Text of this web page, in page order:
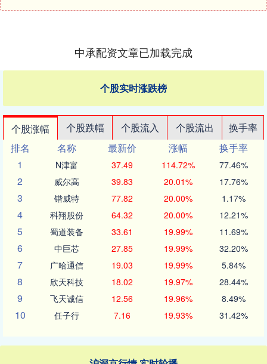
中承配资文章已加载完成
个股实时涨跌榜
个股涨幅 个股跌幅 个股流入 个股流出
换手率
排名
名称 最新价 涨幅
换手率
1
N津富 37.49 114.72% 77.46%
2 威尔高 39.83 20.01% 17.76%
3 锴威特 77.82 20.00% 1.17%
4 科翔股份 64.32 20.00% 12.21%
5 蜀道装备 33.61 19.99% 11.69%
6 中巨芯 27.85 19.99% 32.20%
7 广哈通信 19.03 19.99% 5.84%
8 欣天科技 18.02 19.97% 28.44%
9 飞天诚信 12.56 19.96% 8.49%
10 任子行 7.16 19.93% 31.42%